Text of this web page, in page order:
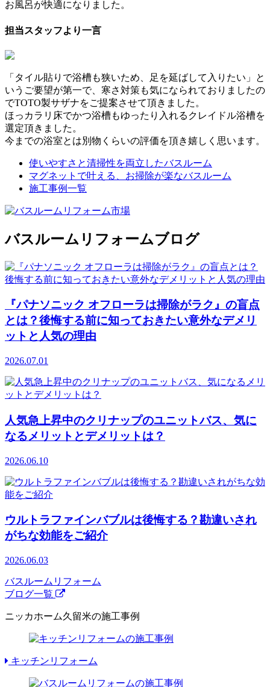
お風呂が快適になりました。
担当スタッフより一言
「タイル貼りで浴槽も狭いため、足を延ばして入りたい」と
いうご要望が第一で、寒さ対策も気になられておりましたの
でTOTO製サザナをご提案させて頂きました。
ほっカラリ床でかつ浴槽もゆったり入れるクレイドル浴槽を
選定頂きました。
今までの浴室とは別物くらいの評価を頂き嬉しく思います。
使いやすさと清掃性を両立したバスルーム
マグネットで叶える、お掃除が楽なバスルーム
施工事例一覧
バスルームリフォームブログ
『パナソニック オフローラは掃除がラク』の盲点
とは？後悔する前に知っておきたい意外なデメリ
ットと人気の理由
2026.07.01
人気急上昇中のクリナップのユニットバス、気に
なるメリットとデメリットは？
2026.06.10
ウルトラファインバブルは後悔する？勘違いされ
がちな効能をご紹介
2026.06.03
バスルームリフォーム
ブログ一覧
ニッカホーム久留米の施工事例
キッチンリフォーム